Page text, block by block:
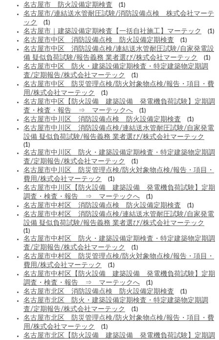
名古屋市 防火設備定期検査 (1)
名古屋市/連結送水管耐圧試験/消防設備点検 株式会社マーテ
ック
(1)
名古屋市｜建築設備定期検査【一括自社施工】マーテック (1)
名古屋市中区 消防設備点検 防火設備定期検査 (1)
名古屋市中区 消防設備点検/連結送水管耐圧試験/自家発電設
備 疑似負荷試験/報告義務 業者選び/株式会社マーテック
(1)
名古屋市中区 防火・建築設備定期検査・特定建築物定期調
査/定期報告/株式会社マーテック
(1)
名古屋市中区 防災管理点検/防火対象物点検/報告・項目・費
用/株式会社マーテック
(1)
名古屋市中区【防火設備 建築設備 発電機負荷試験】定期調
査・検査・報告 ⇒ マーテックへ
(1)
名古屋市中川区 消防設備点検 防火設備定期検査 (1)
名古屋市中川区 消防設備点検/連結送水管耐圧試験/自家発電
設備 疑似負荷試験/報告義務 業者選び/株式会社マーテック
(1)
名古屋市中川区 防火・建築設備定期検査・特定建築物定期調
査/定期報告/株式会社マーテック
(1)
名古屋市中川区 防災管理点検/防火対象物点検/報告・項目・
費用/株式会社マーテック
(1)
名古屋市中川区【防火設備 建築設備 発電機負荷試験】定期
調査・検査・報告 ⇒ マーテックへ
(1)
名古屋市中村区 消防設備点検 防火設備定期検査 (1)
名古屋市中村区 消防設備点検/連結送水管耐圧試験/自家発電
設備 疑似負荷試験/報告義務 業者選び/株式会社マーテック
(1)
名古屋市中村区 防火・建築設備定期検査・特定建築物定期調
査/定期報告/株式会社マーテック
(1)
名古屋市中村区 防災管理点検/防火対象物点検/報告・項目・
費用/株式会社マーテック
(1)
名古屋市中村区【防火設備 建築設備 発電機負荷試験】定期
調査・検査・報告 ⇒ マーテックへ
(1)
名古屋市北区 消防設備点検 防火設備定期検査 (1)
名古屋市北区 防火・建築設備定期検査・特定建築物定期調
査/定期報告/株式会社マーテック
(1)
名古屋市北区 防災管理点検/防火対象物点検/報告・項目・費
用/株式会社マーテック
(1)
名古屋市北区【防火設備 建築設備 発電機負荷試験】定期調